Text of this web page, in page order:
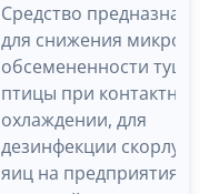
Средство
для снижения
обсемененности тушки
птицы при контактном
охлаждении, для
дезинфекции скорлупы
яиц на предприятиях